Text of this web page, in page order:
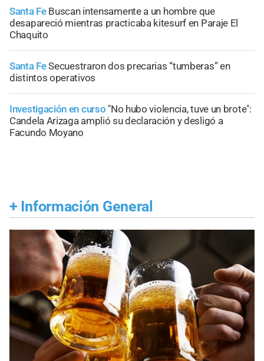
Santa Fe Buscan intensamente a un hombre que
desapareció mientras practicaba kitesurf en Paraje El
Chaquito
Santa FeSecuestraron dos precarias “tumberas” en
distintos operativos
Investigación en curso "No hubo violencia, tuve un brote":
Candela Arizaga amplió su declaración y desligó a
Facundo Moyano
+ Información General